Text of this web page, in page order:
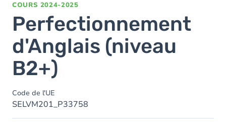
COURS 2024-2025
Perfectionnement
d'Anglais (niveau
B2+)
Code de l'UE
SELVM201_P33758